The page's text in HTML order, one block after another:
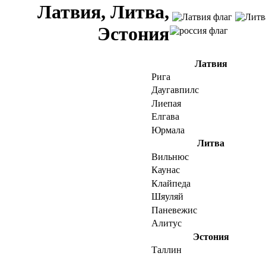
Латвия, Литва,
Эстония
Латвия
Рига
Даугавпилс
Лиепая
Елгава
Юрмала
Литва
Вильнюс
Каунас
Клайпеда
Шяуляй
Паневежис
Алитус
Эстония
Таллин